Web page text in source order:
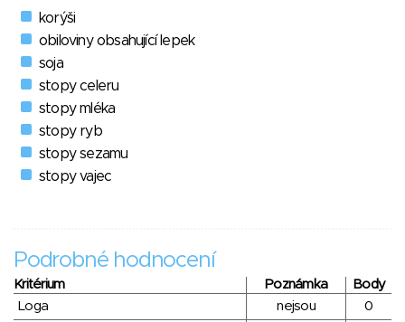
korýši
obiloviny obsahující lepek
soja
stopy celeru
stopy mléka
stopy ryb
stopy sezamu
stopy vajec
Podrobné hodnocení
Kritérium Poznámka
Body
Loga
nejsou
0